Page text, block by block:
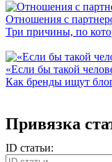
Отношения с
Три причины, по
«Если бы такой
Как бренды ищут
Привязка
ID статьи: